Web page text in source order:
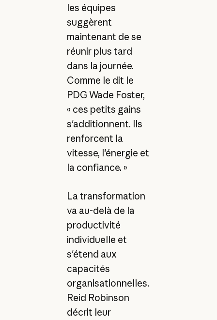
les équipes
suggèrent
maintenant de se
réunir plus tard
dans la journée.
Comme le dit le
PDG Wade Foster,
« ces petits gains
s'additionnent. Ils
renforcent la
vitesse, l'énergie et
la confiance. »
La transformation
va au-delà de la
productivité
individuelle et
s'étend aux
capacités
organisationnelles.
Reid Robinson
décrit leur